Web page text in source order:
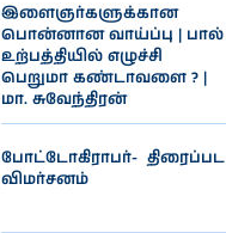
இளைஞர்களுக்கான
பொன்னான வாய்ப்பு | பால்
உற்பத்தியில் எழுச்சி
பெறுமா கண்டாவளை ? |
மா. சுவேந்திரன்
போட்டோகிராபர்- ‌ திரைப்பட
விமர்சனம்